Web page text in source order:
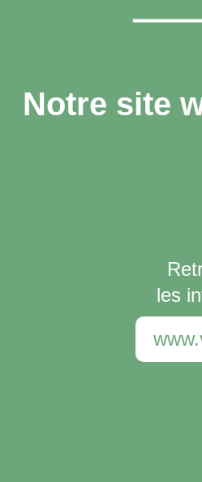
Notre site
les